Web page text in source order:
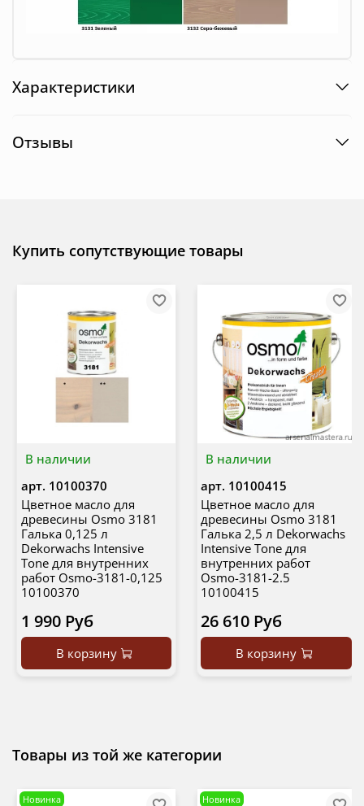
Характеристики
Отзывы
Купить сопутствующие товары
В наличии
арт. 10100370
Цветное масло для
древесины Osmo 3181
Галька 0,125 л
Dekorwachs Intensive
Tone для внутренних
работ Osmo-3181-0,125
10100370
1 990 Руб
В корзину
В наличии
арт. 10100415
Цветное масло для
древесины Osmo 3181
Галька 2,5 л Dekorwachs
Intensive Tone для
внутренних работ
Osmo-3181-2.5
10100415
26 610 Руб
В корзину
Товары из той же категории
Новинка Новинка